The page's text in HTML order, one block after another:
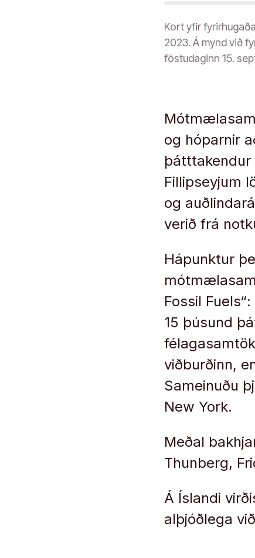
Kort yfir
2023. Á mynd við
föstudaginn 15.
og hóparnir
þátttakendur
Fillipseyjum
og
verið frá
Hápunktur
Fossil
15 þúsund
viðburðinn,
Sameinuðu
New York.
Meðal
Thunberg,
Á Íslandi
alþjóðlega